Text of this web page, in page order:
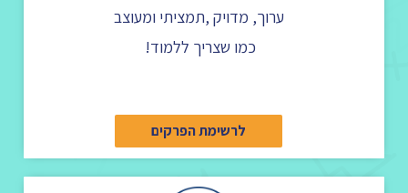
ערוך, מדויק ,תמציתי ומעוצב
כמו שצריך ללמוד!
לרשימת הפרקים